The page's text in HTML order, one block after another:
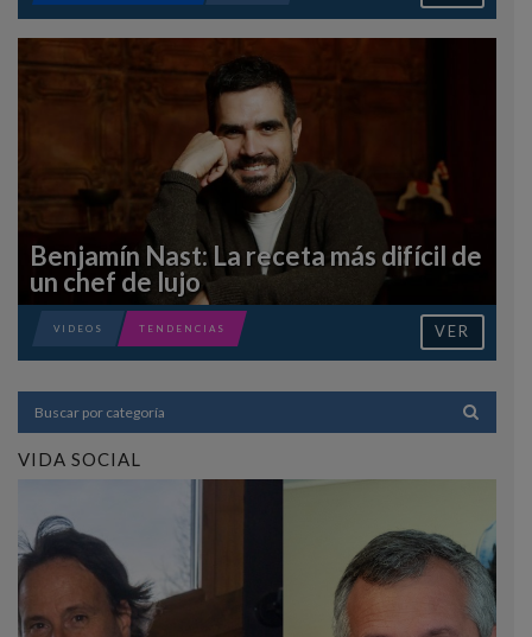
Benjamín Nast: La receta más difícil de
un chef de lujo
TENDENCIAS
VIDEOS VER
VIDA SOCIAL